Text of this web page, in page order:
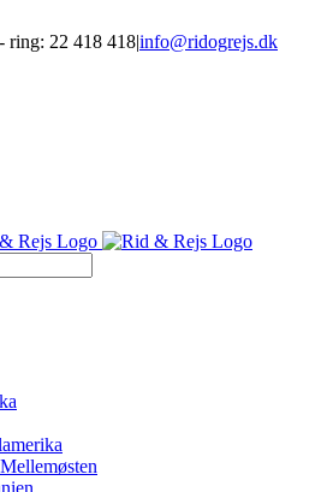
ring: 22 418 418|info@ridogrejs.dk